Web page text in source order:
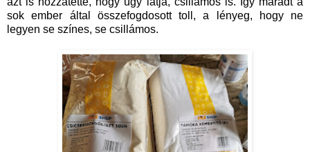
sok ember által összefogdosott toll, a lényeg, hogy ne
legyen se színes, se csillámos.